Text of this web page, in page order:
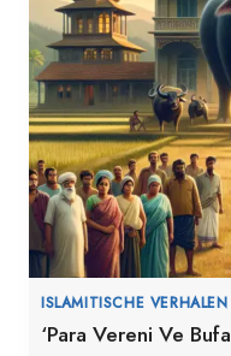
ISLAMITISCHE VERHALEN
‘Para Vereni Ve